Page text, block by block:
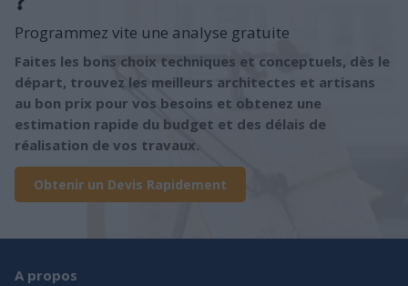
Programmez vite une analyse gratuite
Faites les bons choix techniques et conceptuels, dès le
départ, trouvez les meilleurs architectes et artisans
au bon prix pour vos besoins et obtenez une
estimation rapide du budget et des délais de
réalisation de vos travaux.
Obtenir un Devis Rapidement
A propos